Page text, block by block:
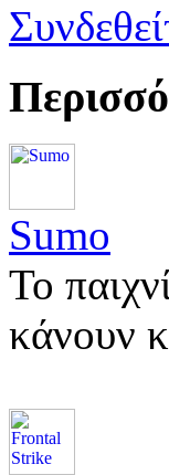
Sumo
Το
κάνουν